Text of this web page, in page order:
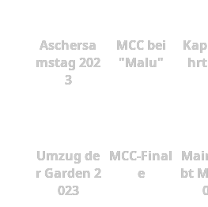
Aschersa
mstag 202
3
MCC bei
"Malu"
hrt
Umzug de
r Garden 2
023
MCC-Final
e
bt